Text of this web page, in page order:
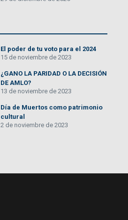
El poder de tu voto para el 2024
15 de noviembre de 2023
¿GANO LA PARIDAD O LA DECISIÓN
DE AMLO?
13 de noviembre de 2023
Día de Muertos como patrimonio
cultural
2 de noviembre de 2023